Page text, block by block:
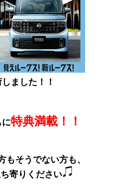
ました！！
特典満載！！
もそうでない方も、
寄りください